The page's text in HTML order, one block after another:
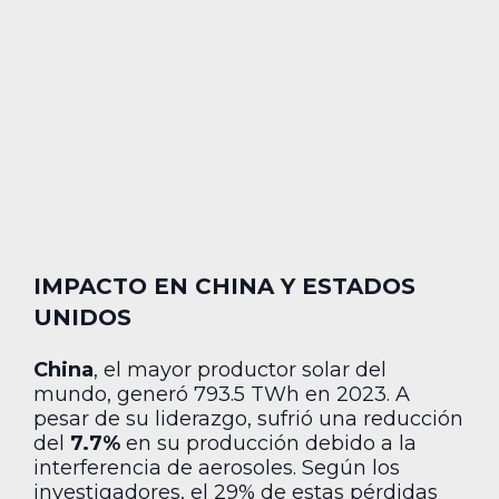
IMPACTO EN CHINA Y ESTADOS
UNIDOS
China, el mayor productor solar del
mundo, generó 793.5 TWh en 2023. A
pesar de su liderazgo, sufrió una reducción
del 7.7% en su producción debido a la
interferencia de aerosoles. Según los
investigadores, el 29% de estas pérdidas